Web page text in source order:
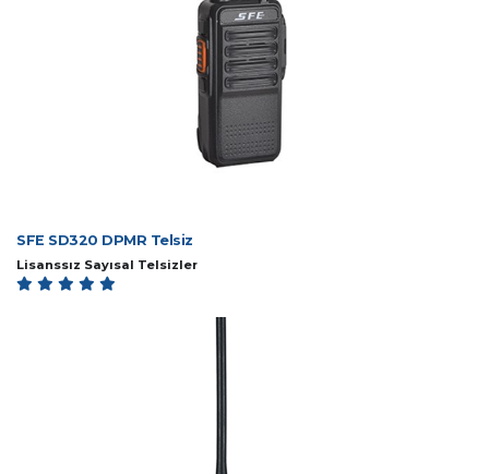
SFE SD320 DPMR Telsiz
Lisanssız Sayısal Telsizler